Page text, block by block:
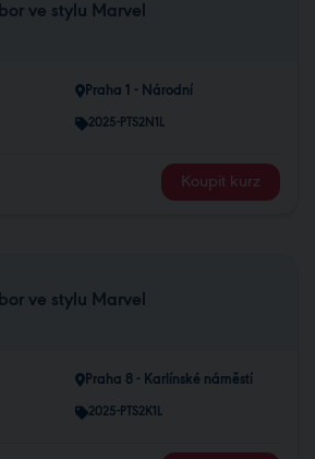
ve stylu Marvel
Praha 1 - Národní
2025-PTS2N1L
Koupit kurz
ve stylu Marvel
Praha 8 - Karlínské náměstí
2025-PTS2K1L